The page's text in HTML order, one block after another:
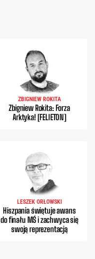
ZBIGNIEW ROKITA
Zbigniew Rokita: Forza
Arktyka! [FELIETON]
LESZEK ORŁOWSKI
Hiszpania świętuje awans
do finału MŚ i zachwyca się
swoją reprezentacją